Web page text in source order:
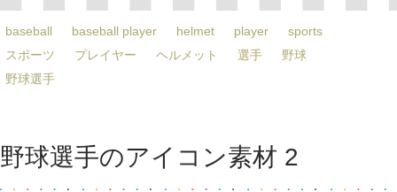
baseball baseball player helmet player
sports
スポーツ
プレイヤー ヘルメット 選手
野球
野球選手
野球選手のアイコン素材 2